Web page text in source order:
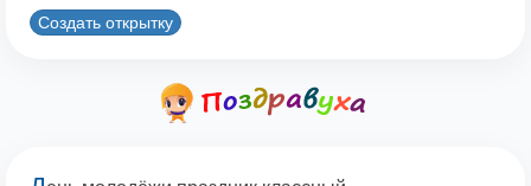
Создать открытку